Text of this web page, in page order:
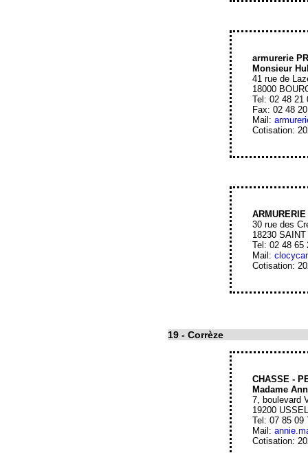
armurerie
Monsieur
41 rue de
18000
Tel: 02 48 21
Fax: 02 48
Mail:
Cotisation:
30 rue des
18230
Tel: 02 48 65
Mail:
Cotisation:
19 - Corrèze
CHASSE -
Madame
7, boulevard
19200
Tel: 07 85 09
Mail:
Cotisation: